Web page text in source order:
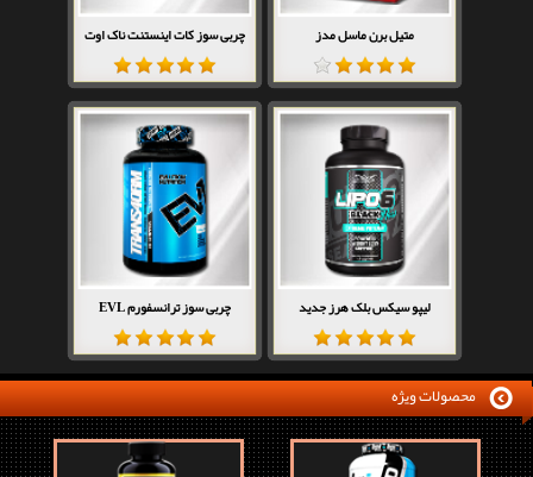
متیل برن ماسل مدز چربی سوز کات اینستنت ناک اوت
لیپو سیکس بلک هرز جدید چربی سوز ترانسفورم EVL
محصولات ویژه